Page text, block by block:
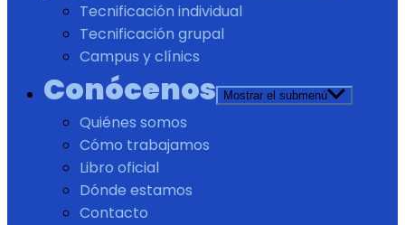
Tecnificación individual
Tecnificación grupal
Campus y clínics
Conócenos Mostrar el submenú
Quiénes somos
Cómo trabajamos
Libro oficial
Dónde estamos
Contacto